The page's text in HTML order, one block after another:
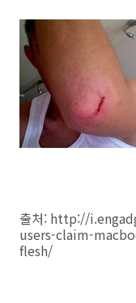
출처: http://
users-claim-
flesh/